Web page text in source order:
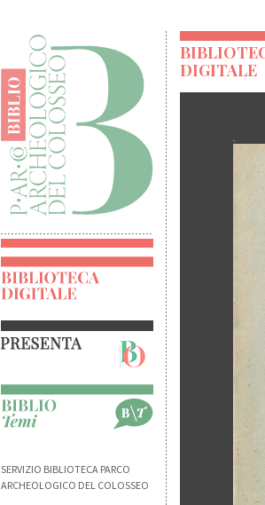
SERVIZIO BIBLIOTECA PARCO
ARCHEOLOGICO DEL COLOSSEO
DIGITALE